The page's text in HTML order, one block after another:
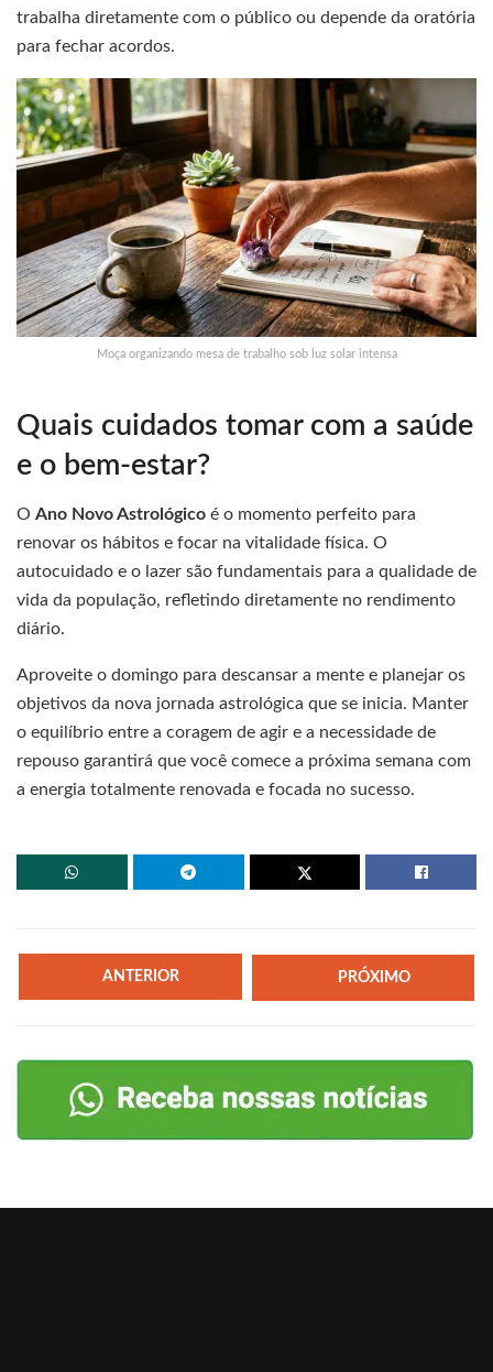
trabalha diretamente com o público ou depende da oratória
para fechar acordos.
Moça organizando mesa de trabalho sob luz solar intensa
Quais cuidados tomar com a saúde
e o bem-estar?
O Ano Novo Astrológico é o momento perfeito para
renovar os hábitos e focar na vitalidade física. O
autocuidado e o lazer são fundamentais para a qualidade de
vida da população, refletindo diretamente no rendimento
diário.
Aproveite o domingo para descansar a mente e planejar os
objetivos da nova jornada astrológica que se inicia. Manter
o equilíbrio entre a coragem de agir e a necessidade de
repouso garantirá que você comece a próxima semana com
a energia totalmente renovada e focada no sucesso.
ANTERIOR PRÓXIMO